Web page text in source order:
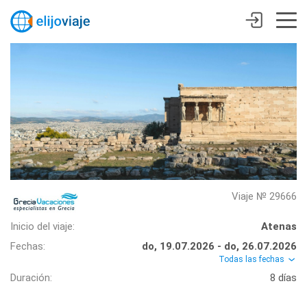
Viaje № 29666
Inicio del viaje:
Atenas
Fechas:
do, 19.07.2026 - do, 26.07.2026
Todas las fechas
Duración:
8 días